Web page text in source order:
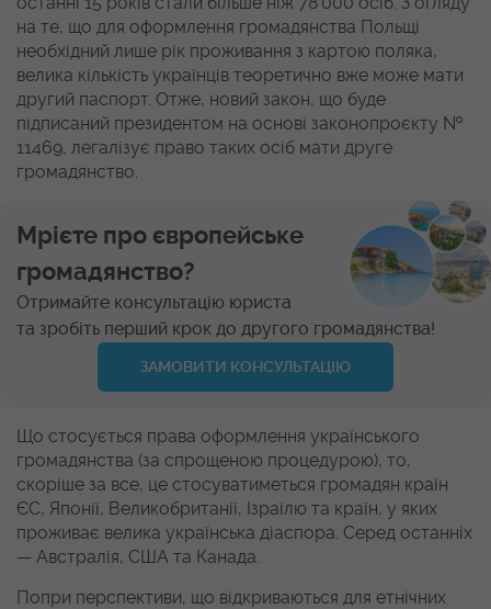
на те, що для оформлення громадянства Польщі
необхідний лише рік проживання з картою поляка,
велика кількість українців теоретично вже може мати
другий паспорт. Отже, новий закон, що буде
підписаний президентом на основі законопроєкту №
11469, легалізує право таких осіб мати друге
громадянство.
Мрієте про європейське
громадянство?
Отримайте консультацію юриста
та зробіть перший крок до другого громадянства!
ЗАМОВИТИ КОНСУЛЬТАЦІЮ
Що стосується права оформлення українського
громадянства (за спрощеною процедурою), то,
скоріше за все, це стосуватиметься громадян країн
ЄС, Японії, Великобританії, Ізраїлю та країн, у яких
проживає велика українська діаспора. Серед останніх
— Австралія, США та Канада.
Попри перспективи, що відкриваються для етнічних